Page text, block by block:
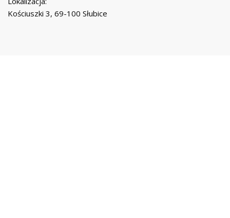
Kościuszki 3, 69-100 Słubice